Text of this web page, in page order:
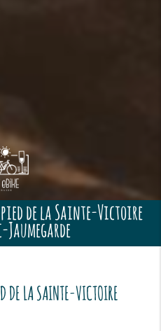
de la Sainte-Victoire
DE LA SAINTE-VICTOIRE